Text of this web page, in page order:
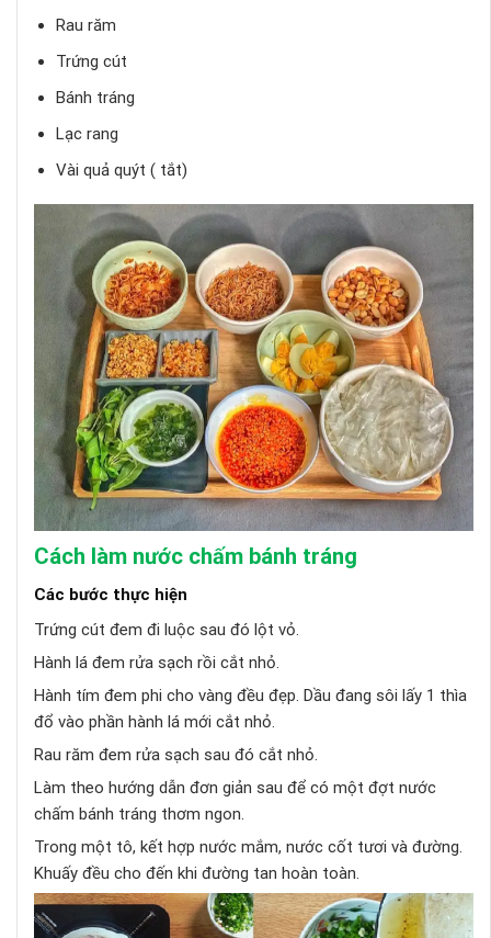
Rau răm
Trứng cút
Bánh tráng
Lạc rang
Vài quả quýt ( tắt)
Cách làm nước chấm bánh tráng
Các bước thực hiện
Trứng cút đem đi luộc sau đó lột vỏ.
Hành lá đem rửa sạch rồi cắt nhỏ.
Hành tím đem phi cho vàng đều đẹp. Dầu đang sôi lấy 1 thìa
đổ vào phần hành lá mới cắt nhỏ.
Rau răm đem rửa sạch sau đó cắt nhỏ.
Làm theo hướng dẫn đơn giản sau để có một đợt nước
chấm bánh tráng thơm ngon.
Trong một tô, kết hợp nước mắm, nước cốt tươi và đường.
Khuấy đều cho đến khi đường tan hoàn toàn.